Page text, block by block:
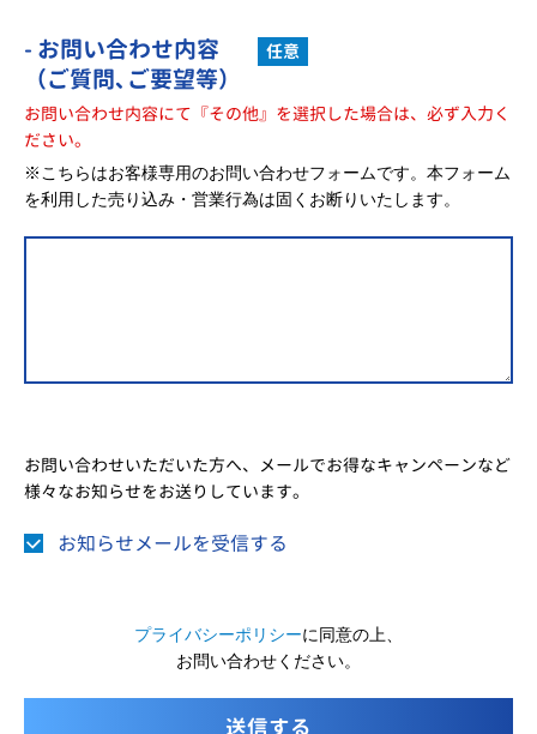
- お問い合わせ内容
（ご質問､ご要望等）
任意
お問い合わせ内容にて『その他』を選択した場合は、必ず入力く
ださい。
※こちらはお客様専用のお問い合わせフォームです。本フォーム
を利用した売り込み・営業行為は固くお断りいたします。
お問い合わせいただいた方へ、メールでお得なキャンペーンなど
様々なお知らせをお送りしています。
お知らせメールを受信する
プライバシーポリシーに同意の上、
お問い合わせください。